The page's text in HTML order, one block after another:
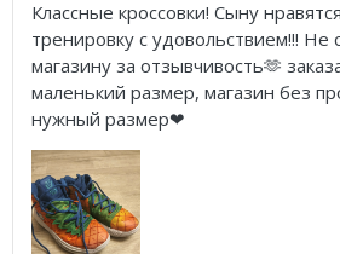
Классные кроссовки! Сыну
тренировку с удовольствием!!! Не
магазину за отзывчивость🫶
маленький размер, магазин без
нужный размер❤